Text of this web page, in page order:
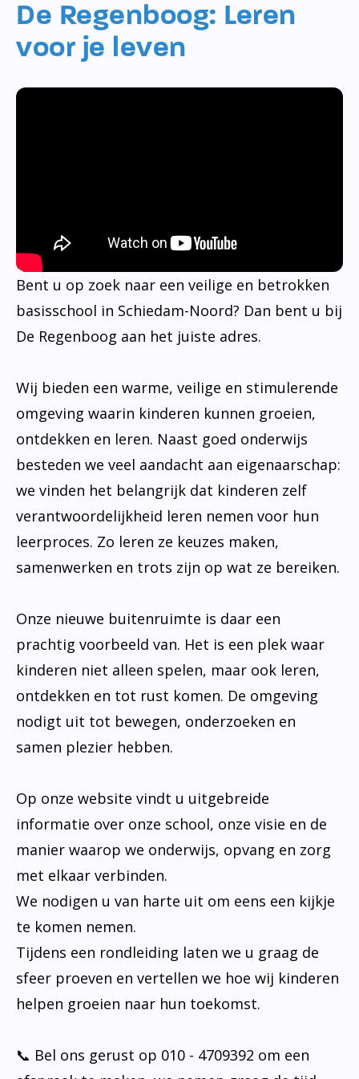
De Regenboog: Leren
voor je leven
Bent u op zoek naar een veilige en betrokken
basisschool in Schiedam-Noord? Dan bent u bij
De Regenboog aan het juiste adres.
Wij bieden een warme, veilige en stimulerende
omgeving waarin kinderen kunnen groeien,
ontdekken en leren. Naast goed onderwijs
besteden we veel aandacht aan eigenaarschap:
we vinden het belangrijk dat kinderen zelf
verantwoordelijkheid leren nemen voor hun
leerproces. Zo leren ze keuzes maken,
samenwerken en trots zijn op wat ze bereiken.
Onze nieuwe buitenruimte is daar een
prachtig voorbeeld van. Het is een plek waar
kinderen niet alleen spelen, maar ook leren,
ontdekken en tot rust komen. De omgeving
nodigt uit tot bewegen, onderzoeken en
samen plezier hebben.
Op onze website vindt u uitgebreide
informatie over onze school, onze visie en de
manier waarop we onderwijs, opvang en zorg
met elkaar verbinden.
We nodigen u van harte uit om eens een kijkje
te komen nemen.
Tijdens een rondleiding laten we u graag de
sfeer proeven en vertellen we hoe wij kinderen
helpen groeien naar hun toekomst.
📞 Bel ons gerust op 010 - 4709392 om een